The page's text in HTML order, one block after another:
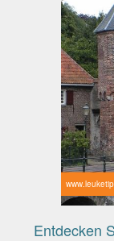
Entdecken